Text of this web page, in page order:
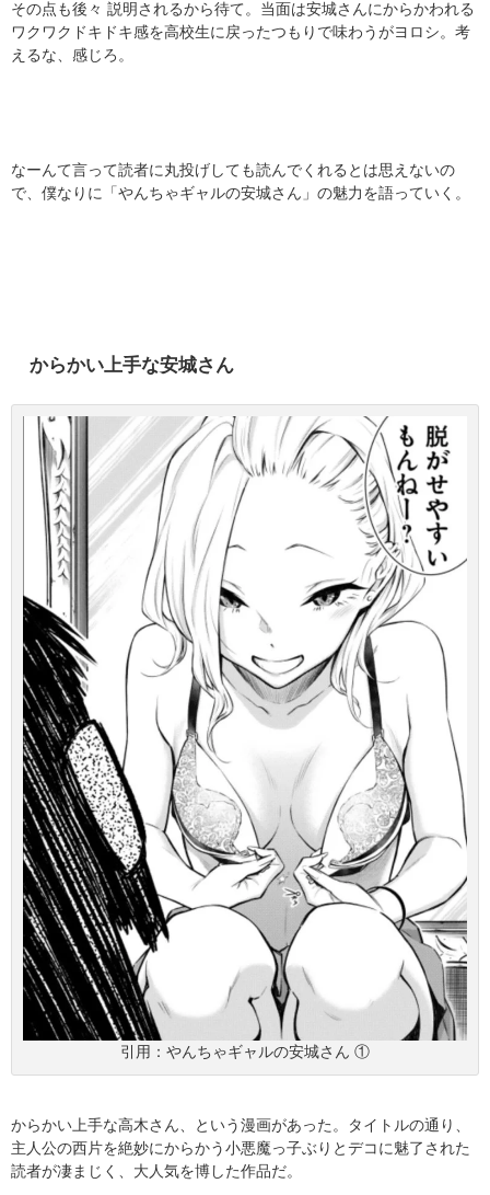
その点も後々 説明されるから待て。当面は安城さんにからかわれる
ワクワクドキドキ感を高校生に戻ったつもりで味わうがヨロシ。考
えるな、感じろ。
なーんて言って読者に丸投げしても読んでくれるとは思えないの
で、僕なりに「やんちゃギャルの安城さん」の魅力を語っていく。
からかい上手な安城さん
引用：やんちゃギャルの安城さん ①
からかい上手な高木さん、という漫画があった。タイトルの通り、
主人公の西片を絶妙にからかう小悪魔っ子ぶりとデコに魅了された
読者が凄まじく、大人気を博した作品だ。